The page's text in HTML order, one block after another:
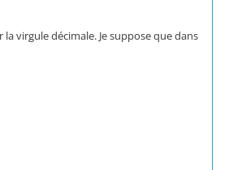
virgule décimale. Je suppose que dans